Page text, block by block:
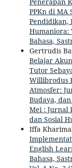
PPKn di MA
Pendidikan,
Humaniora:
Bahasa,
Gertrudis
Belajar
Tutor
Willibrodus
Atmosfer:
Budaya,
Mei : Jurnal
dan Sosial
Iffa
English
Bahasa,